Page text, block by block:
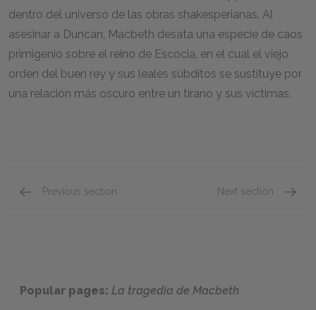
dentro del universo de las obras shakesperianas. Al
asesinar a Duncan, Macbeth desata una especie de caos
primigenio sobre el reino de Escocia, en el cual el viejo
orden del buen rey y sus leales súbditos se sustituye por
una relación más oscuro entre un tirano y sus víctimas.
Previous section Next section
Popular pages: La tragedia de Macbeth